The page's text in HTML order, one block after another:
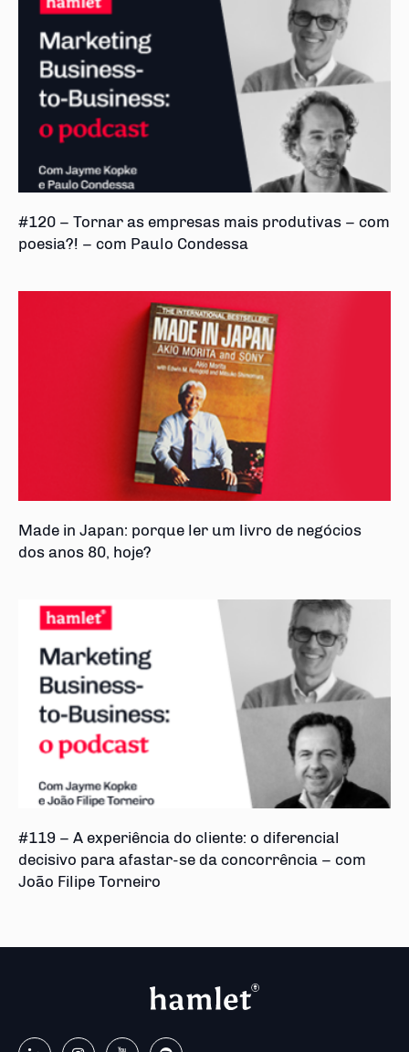
#120 – Tornar as empresas mais produtivas – com
poesia?! – com Paulo Condessa
Made in Japan: porque ler um livro de negócios
dos anos 80, hoje?
#119 – A experiência do cliente: o diferencial
decisivo para afastar-se da concorrência – com
João Filipe Torneiro